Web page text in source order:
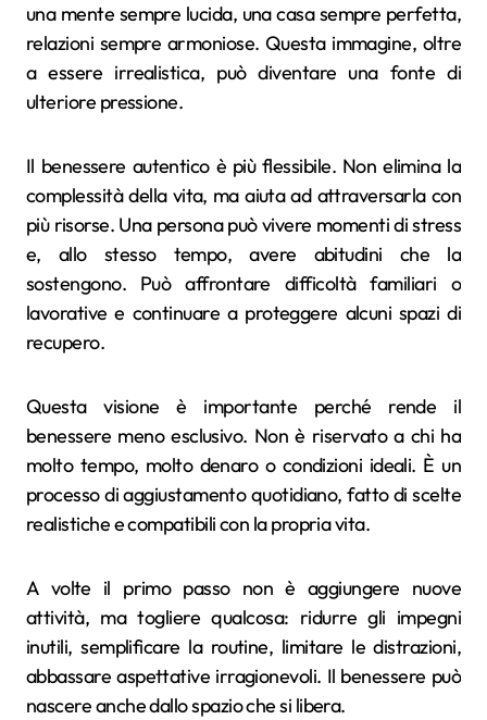
una mente sempre lucida, una casa sempre perfetta,
relazioni sempre armoniose. Questa immagine, oltre
a essere irrealistica, può diventare una fonte di
ulteriore pressione.
Il benessere autentico è più flessibile. Non elimina la
complessità della vita, ma aiuta ad attraversarla con
più risorse. Una persona può vivere momenti di stress
e, allo stesso tempo, avere abitudini che la
sostengono. Può affrontare difficoltà familiari o
lavorative e continuare a proteggere alcuni spazi di
recupero.
Questa visione è importante perché rende il
benessere meno esclusivo. Non è riservato a chi ha
molto tempo, molto denaro o condizioni ideali. È un
processo di aggiustamento quotidiano, fatto di scelte
realistiche e compatibili con la propria vita.
A volte il primo passo non è aggiungere nuove
attività, ma togliere qualcosa: ridurre gli impegni
inutili, semplificare la routine, limitare le distrazioni,
abbassare aspettative irragionevoli. Il benessere può
nascere anche dallo spazio che si libera.